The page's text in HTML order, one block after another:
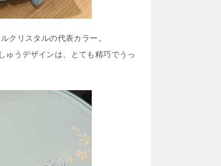
クリスタルの代表カラー。
ゅうデザインは、とても精巧でうっ